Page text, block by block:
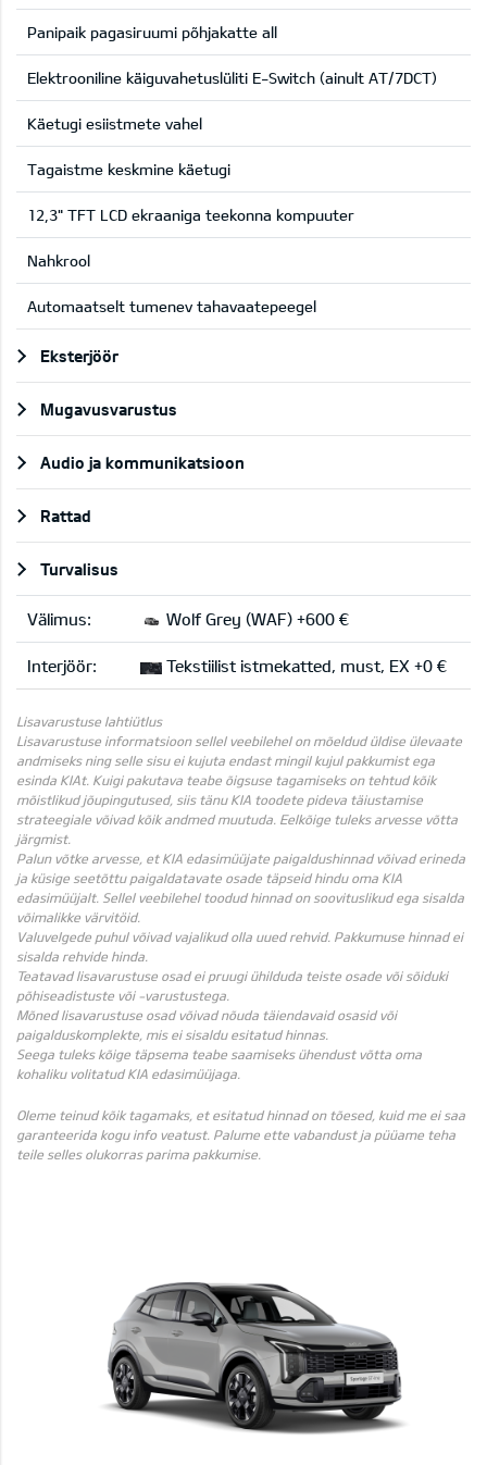
Panipaik pagasiruumi põhjakatte all
Elektrooniline käiguvahetuslüliti E-Switch (ainult AT/7DCT)
Käetugi esiistmete vahel
Tagaistme keskmine käetugi
12,3" TFT LCD ekraaniga teekonna kompuuter
Nahkrool
Automaatselt tumenev tahavaatepeegel
Eksterjöör
Mugavusvarustus
Audio ja kommunikatsioon
Rattad
Turvalisus
Välimus: Wolf Grey (WAF) +600 €
Interjöör: Tekstiilist istmekatted, must, EX +0 €
Lisavarustuse lahtiütlus
Lisavarustuse informatsioon sellel veebilehel on mõeldud üldise ülevaate
andmiseks ning selle sisu ei kujuta endast mingil kujul pakkumist ega
esinda KIAt. Kuigi pakutava teabe õigsuse tagamiseks on tehtud kõik
mõistlikud jõupingutused, siis tänu KIA toodete pideva täiustamise
strateegiale võivad kõik andmed muutuda. Eelkõige tuleks arvesse võtta
järgmist.
Palun võtke arvesse, et KIA edasimüüjate paigaldushinnad võivad erineda
ja küsige seetõttu paigaldatavate osade täpseid hindu oma KIA
edasimüüjalt. Sellel veebilehel toodud hinnad on soovituslikud ega sisalda
võimalikke värvitöid.
Valuvelgede puhul võivad vajalikud olla uued rehvid. Pakkumuse hinnad ei
sisalda rehvide hinda.
Teatavad lisavarustuse osad ei pruugi ühilduda teiste osade või sõiduki
põhiseadistuste või -varustustega.
Mõned lisavarustuse osad võivad nõuda täiendavaid osasid või
paigalduskomplekte, mis ei sisaldu esitatud hinnas.
Seega tuleks kõige täpsema teabe saamiseks ühendust võtta oma
kohaliku volitatud KIA edasimüüjaga.
Oleme teinud kõik tagamaks, et esitatud hinnad on tõesed, kuid me ei saa
garanteerida kogu info veatust. Palume ette vabandust ja püüame teha
teile selles olukorras parima pakkumise.